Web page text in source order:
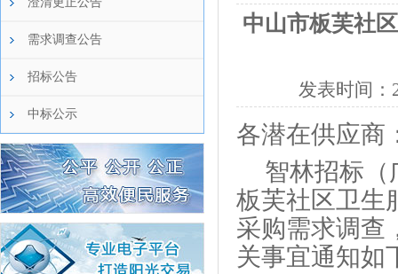
需求调查公告
招标公告
中标公示
中山市板芙社
发表时间：
各潜在供应商
智林招标（
板芙社区卫生
采购需求调查
关事宜通知如